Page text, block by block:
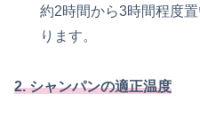
約2時間から3時間程度
ります。
2. シャンパンの適正温度